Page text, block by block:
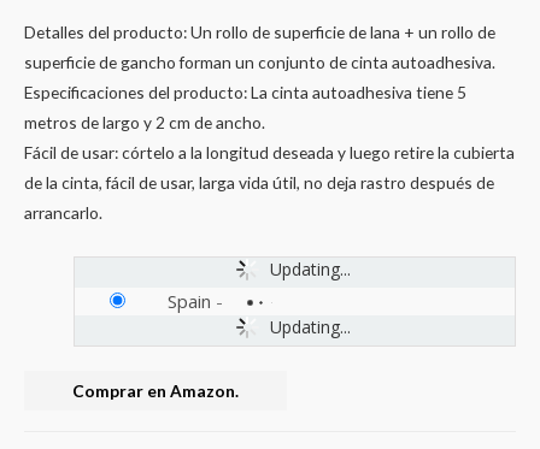
Detalles del producto: Un rollo de superficie de lana + un rollo de
superficie de gancho forman un conjunto de cinta autoadhesiva.
Especificaciones del producto: La cinta autoadhesiva tiene 5
metros de largo y 2 cm de ancho.
Fácil de usar: córtelo a la longitud deseada y luego retire la cubierta
de la cinta, fácil de usar, larga vida útil, no deja rastro después de
arrancarlo.
Updating...
Updating...
Spain -
Comprar en Amazon.